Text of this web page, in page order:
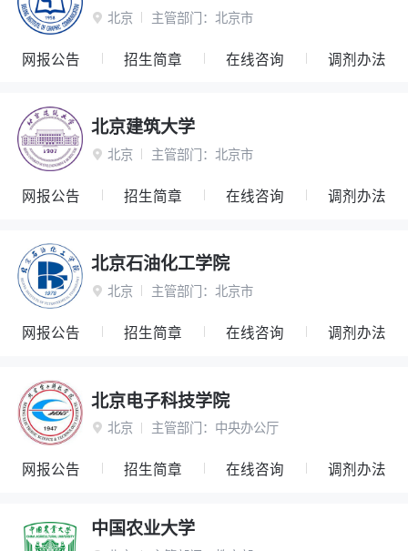
 北京 主管部门： 北京市
网报公告 招生简章 在线咨询 调剂办法
北京建筑大学
 北京 主管部门： 北京市
网报公告 招生简章 在线咨询 调剂办法
北京石油化工学院
 北京 主管部门： 北京市
网报公告 招生简章 在线咨询 调剂办法
北京电子科技学院
 北京 主管部门： 中央办公厅
网报公告 招生简章 在线咨询 调剂办法
中国农业大学